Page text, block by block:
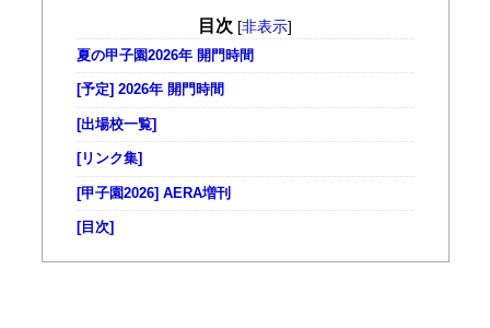
目次 [非表示]
夏の甲子園2026年 開門時間
[予定] 2026年 開門時間
[出場校一覧]
[リンク集]
[甲子園2026] AERA増刊
[目次]